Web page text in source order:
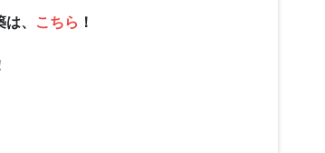
、 こちら ！